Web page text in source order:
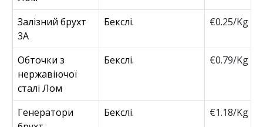
Залізний брухт
3А
Бекслі. €0.25/Kg
Обточки з
нержавіючої
сталі Лом
Бекслі. €0.79/Kg
Генератори
Бекслі. €1.18/Kg